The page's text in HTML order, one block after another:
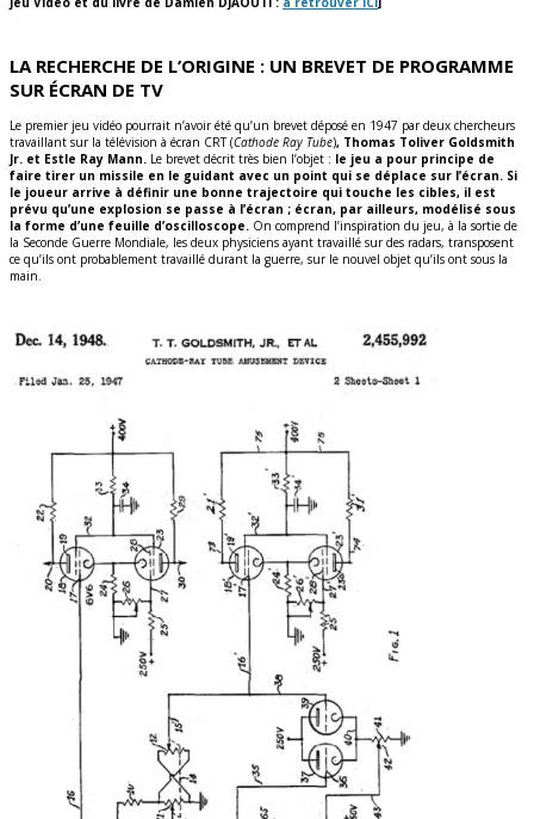
LA RECHERCHE DE L’ORIGINE : UN BREVET DE PROGRAMME
SUR ÉCRAN DE TV
Le premier jeu vidéo pourrait n’avoir été qu’un brevet déposé en 1947 par deux chercheurs
travaillant sur la télévision à écran CRT (Cathode Ray Tube), Thomas Toliver Goldsmith
Jr. et Estle Ray Mann. Le brevet décrit très bien l’objet : le jeu a pour principe de
faire tirer un missile en le guidant avec un point qui se déplace sur l’écran. Si
le joueur arrive à définir une bonne trajectoire qui touche les cibles, il est
prévu qu’une explosion se passe à l’écran ; écran, par ailleurs, modélisé sous
la forme d’une feuille d’oscilloscope. On comprend l’inspiration du jeu, à la sortie de
la Seconde Guerre Mondiale, les deux physiciens ayant travaillé sur des radars, transposent
ce qu’ils ont probablement travaillé durant la guerre, sur le nouvel objet qu’ils ont sous la
main.